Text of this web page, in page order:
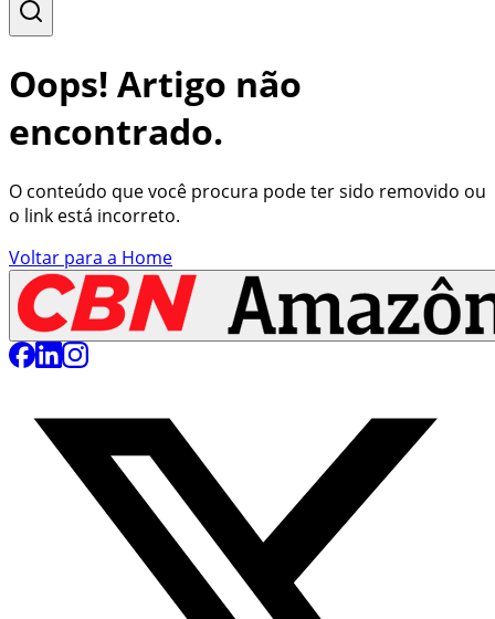
Oops! Artigo não
encontrado.
O conteúdo que você procura pode ter sido removido ou
o link está incorreto.
Voltar para a Home